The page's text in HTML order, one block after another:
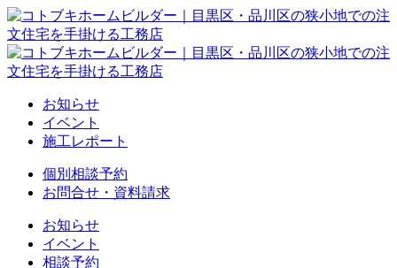
お知らせ
イベント
施工レポート
個別相談予約
お問合せ・資料請求
お知らせ
イベント
相談予約